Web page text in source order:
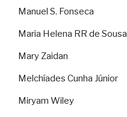
Manuel S. Fonseca
Maria Helena RR de Sousa
Mary Zaidan
Melchíades Cunha Júnior
Miryam Wiley